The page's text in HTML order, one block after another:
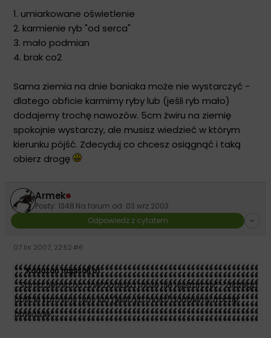
1. umiarkowane oświetlenie
2. karmienie ryb "od serca"
3. mało podmian
4. brak co2
Sama ziemia na dnie baniaka może nie wystarczyć -
dlatego obficie karmimy ryby lub (jeśli ryb mało)
dodajemy trochę nawozów. 5cm żwiru na ziemię
spokojnie wystarczy, ale musisz wiedzieć w którym
kierunku pójść. Zdecyduj co chcesz osiągnąć i taką
obierz drogę
Armek
Posty: 1348 Na forum od: 03 wrz 2003
Odpowiedz z cytatem
07 lis 2007, 22:52#6
Kadazan napisał(a):
...Sama ziemia na dnie baniaka może nie wystarczyć - dlatego
obficie karmimy ryby lub (jeśli ryb mało) dodajemy trochę
nawozów...